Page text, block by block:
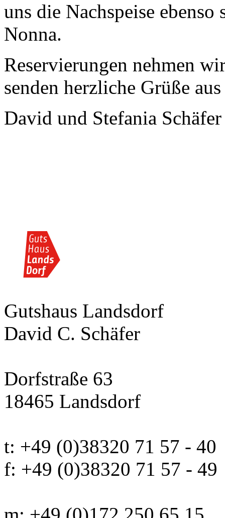
uns die Nachspeise
Nonna.
Reservierungen nehmen
senden herzliche Grüße
David und Stefania Schäfer
Gutshaus Landsdorf
David C. Schäfer
Dorfstraße 63
18465 Landsdorf
t: +49 (0)38320 71 57 - 40
f: +49 (0)38320 71 57 - 49